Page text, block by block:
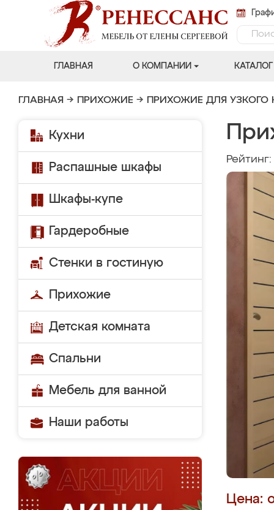
ГЛАВНАЯ О КОМПАНИИ КАТАЛОГ
ГЛАВНАЯ → ПРИХОЖИЕ → ПРИХОЖИЕ ДЛЯ УЗКОГО
Кухни
Распашные шкафы
Шкафы-купе
Гардеробные
Стенки в гостиную
Прихожие
Детская комната
Спальни
Мебель для ванной
Наши работы
Рейтинг:
Цена: